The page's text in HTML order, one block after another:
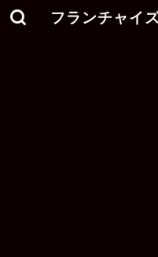
フランチャイ